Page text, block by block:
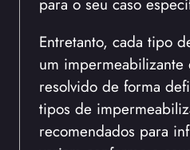
Entretanto, cada tipo
um
resolvido de forma
tipos de
recomendados para